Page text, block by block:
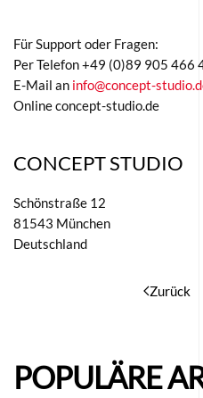
Für Support oder Fragen:
Per Telefon +49 (0)89 905 466
E-Mail an info@concept-
Online concept-studio.de
CONCEPT STUDIO
Schönstraße 12
81543 München
Deutschland
Zurück
POPULÄRE